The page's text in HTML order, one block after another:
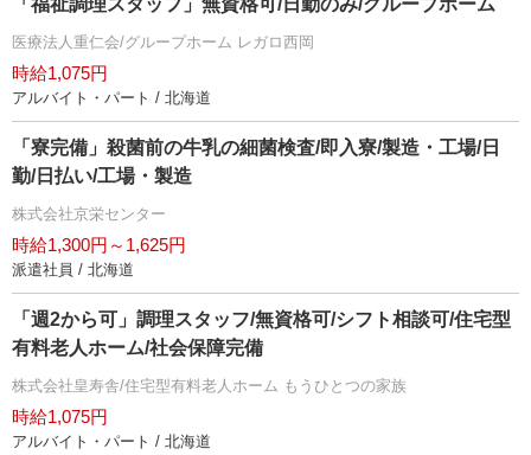
「福祉調理スタッフ」無資格可/日勤のみ/グループホーム
医療法人重仁会/グループホーム レガロ西岡
時給1,075円
アルバイト・パート / 北海道
「寮完備」殺菌前の牛乳の細菌検査/即入寮/製造・工場/日
勤/日払い/工場・製造
株式会社京栄センター
時給1,300円～1,625円
派遣社員 / 北海道
「週2から可」調理スタッフ/無資格可/シフト相談可/住宅型
有料老人ホーム/社会保障完備
株式会社皇寿舎/住宅型有料老人ホーム もうひとつの家族
時給1,075円
アルバイト・パート / 北海道